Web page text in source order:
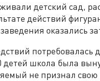
детский сад,
действий
оказались
потребовалась
детей школа была
не признал свою